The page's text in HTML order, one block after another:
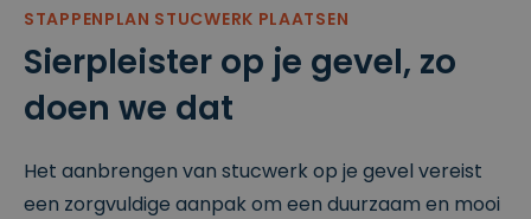
STAPPENPLAN STUCWERK PLAATSEN
Sierpleister op je gevel, zo
doen we dat
Het aanbrengen van stucwerk op je gevel vereist
een zorgvuldige aanpak om een duurzaam en mooi